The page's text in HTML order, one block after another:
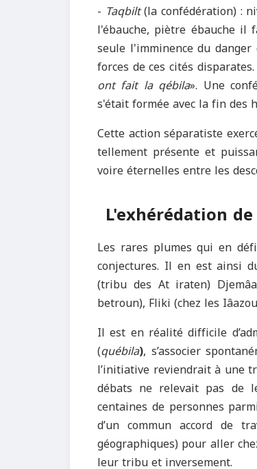
- Taqbilt(la confédération) :
l'ébauche, piètre ébauche
seule l'imminence du
forces de ces cités
ont fait la qébila». Une
s'était formée avec la fin des
Cette action séparatiste
tellement présente et
voire éternelles entre les
L'exhérédation
Les rares plumes qui en
conjectures. Il en est ainsi
(tribu des At iraten)
betroun), Fliki (chez les
Il est en réalité difficile
(québila), s’associer
l’initiative reviendrait à une
débats ne relevait pas de
centaines de personnes
d’un commun accord de
géographiques) pour aller
leur tribu et inversement.